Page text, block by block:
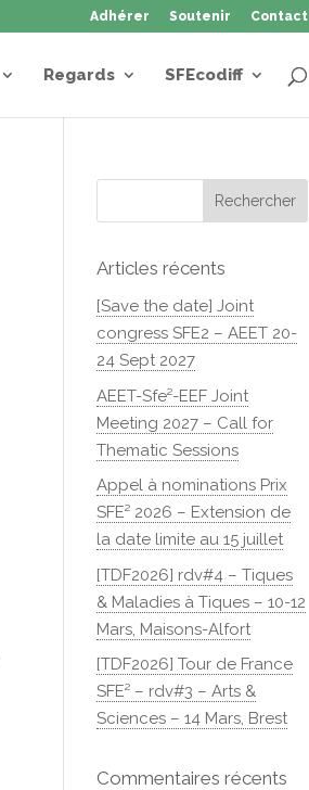
Adhérer Soutenir Contact
Regards SFEcodiff
Articles récents
[Save the date] Joint
congress SFE2 – AEET 20-
24 Sept 2027
AEET-Sfe²-EEF Joint
Meeting 2027 – Call for
Thematic Sessions
Appel à nominations Prix
SFE² 2026 – Extension de
la date limite au 15 juillet
[TDF2026] rdv#4 – Tiques
& Maladies à Tiques – 10-12
Mars, Maisons-Alfort
[TDF2026] Tour de France
SFE² – rdv#3 – Arts &
Sciences – 14 Mars, Brest
Commentaires récents